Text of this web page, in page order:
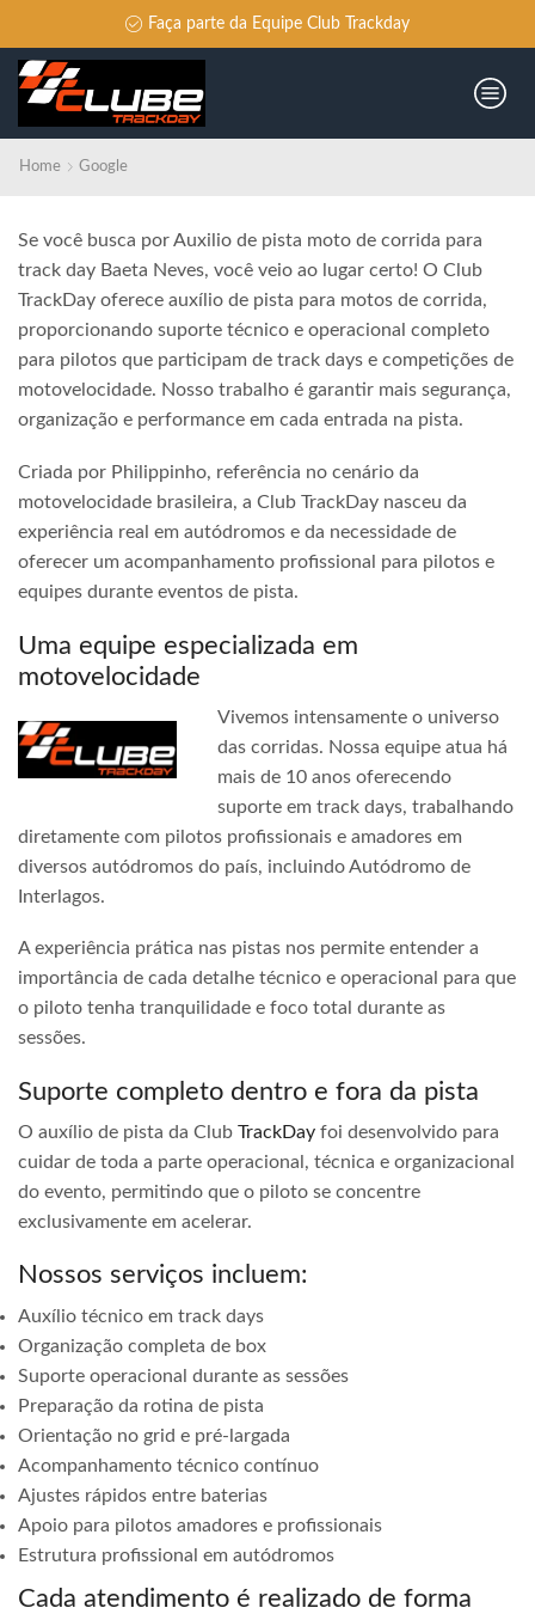
Faça parte da Equipe Club Trackday
Home Google
Se você busca por Auxilio de pista moto de corrida para
track day Baeta Neves, você veio ao lugar certo! O Club
TrackDay oferece auxílio de pista para motos de corrida,
proporcionando suporte técnico e operacional completo
para pilotos que participam de track days e competições de
motovelocidade. Nosso trabalho é garantir mais segurança,
organização e performance em cada entrada na pista.
Criada por Philippinho, referência no cenário da
motovelocidade brasileira, a Club TrackDay nasceu da
experiência real em autódromos e da necessidade de
oferecer um acompanhamento profissional para pilotos e
equipes durante eventos de pista.
Uma equipe especializada em
motovelocidade
Vivemos intensamente o universo
das corridas. Nossa equipe atua há
mais de 10 anos oferecendo
suporte em track days, trabalhando
diretamente com pilotos profissionais e amadores em
diversos autódromos do país, incluindo Autódromo de
Interlagos.
A experiência prática nas pistas nos permite entender a
importância de cada detalhe técnico e operacional para que
o piloto tenha tranquilidade e foco total durante as
sessões.
Suporte completo dentro e fora da pista
O auxílio de pista da Club TrackDay foi desenvolvido para
cuidar de toda a parte operacional, técnica e organizacional
do evento, permitindo que o piloto se concentre
exclusivamente em acelerar.
Nossos serviços incluem:
Auxílio técnico em track days
Organização completa de box
Suporte operacional durante as sessões
Preparação da rotina de pista
Orientação no grid e pré-largada
Acompanhamento técnico contínuo
Ajustes rápidos entre baterias
Apoio para pilotos amadores e profissionais
Estrutura profissional em autódromos
Cada atendimento é realizado de forma